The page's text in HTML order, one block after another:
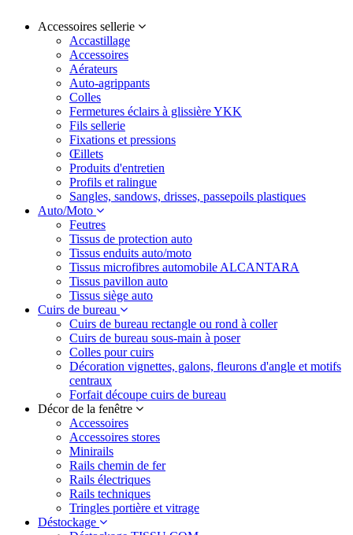
Accessoires sellerie
Accastillage
Accessoires
Aérateurs
Auto-agrippants
Colles
Fermetures éclairs à glissière YKK
Fils sellerie
Fixations et pressions
Œillets
Produits d'entretien
Profils et ralingue
Sangles, sandows, drisses, passepoils plastiques
Auto/Moto
Feutres
Tissus de protection auto
Tissus enduits auto/moto
Tissus microfibres automobile ALCANTARA
Tissus pavillon auto
Tissus siège auto
Cuirs de bureau
Cuirs de bureau rectangle ou rond à coller
Cuirs de bureau sous-main à poser
Colles pour cuirs
Décoration vignettes, galons, fleurons d'angle et motifs
centraux
Forfait découpe cuirs de bureau
Décor de la fenêtre
Accessoires
Accessoires stores
Minirails
Rails chemin de fer
Rails électriques
Rails techniques
Tringles portière et vitrage
Déstockage